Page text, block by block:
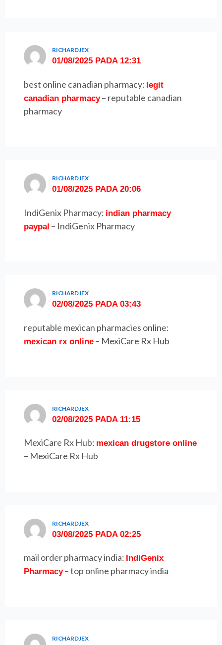
RICHARDJEX
01/08/2025 PADA 12:31
best online canadian pharmacy: legit
canadian pharmacy– reputable canadian
pharmacy
RICHARDJEX
01/08/2025 PADA 20:06
IndiGenix Pharmacy: indian pharmacy
paypal – IndiGenix Pharmacy
RICHARDJEX
02/08/2025 PADA 03:43
reputable mexican pharmacies online:
mexican rx online – MexiCare Rx Hub
RICHARDJEX
02/08/2025 PADA 11:15
MexiCare Rx Hub: mexican drugstore online
– MexiCare Rx Hub
RICHARDJEX
03/08/2025 PADA 02:25
mail order pharmacy india: IndiGenix
Pharmacy– top online pharmacy india
RICHARDJEX